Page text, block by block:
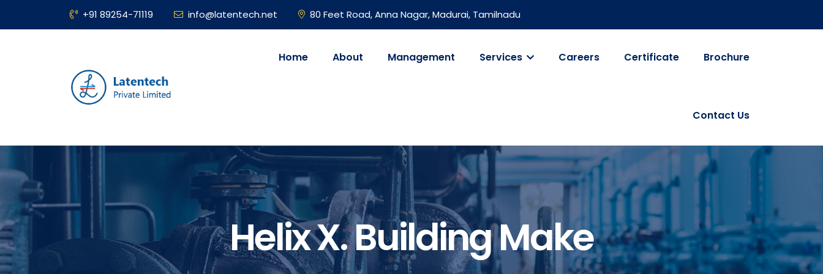
+91 89254-71119 info@latentech.net 80 Feet Road, Anna Nagar, Madurai, Tamilnadu
Home About Management Services Careers Certificate Brochure
Contact Us
Helix X. Building Make